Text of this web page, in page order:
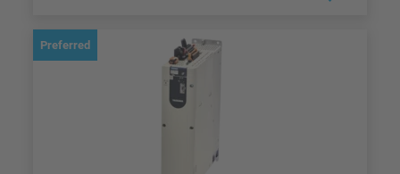
Preferred